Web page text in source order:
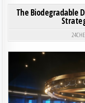
The Biodegradable